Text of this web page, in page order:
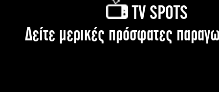
TV SPOTS
Δείτε μερικές πρόσφατες